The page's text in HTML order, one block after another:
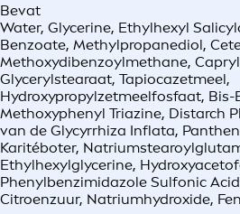
Bevat
Water, Glycerine, Ethylhexyl
Benzoate, Methylpropanediol,
Methoxydibenzoylmethane,
Glycerylstearaat, Tapiocazetmeel,
Hydroxypropylzetmeelfosfaat,
Methoxyphenyl Triazine, Distarch
van de Glycyrrhiza Inflata,
Karitéboter,
Ethylhexylglycerine,
Phenylbenzimidazole Sulfonic
Citroenzuur, Natriumhydroxide,